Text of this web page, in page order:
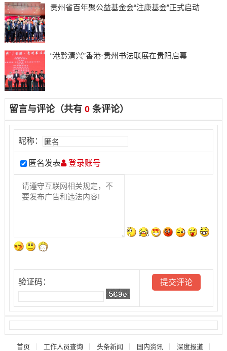
贵州省百年聚公益基金会“注康基金”正式启动
“港黔清兴”香港·贵州书法联展在贵阳启幕
留言与评论（共有 0条评论）
昵称：
匿名发表 登录账号
验证码：
首页 工作人员查询 头条新闻 国内资讯 深度报道